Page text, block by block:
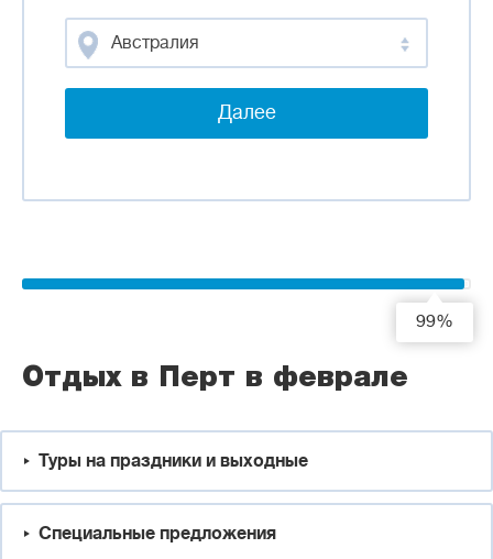
Австралия
Далее
99%
Отдых в Перт в феврале
Туры на праздники и выходные
Специальные предложения